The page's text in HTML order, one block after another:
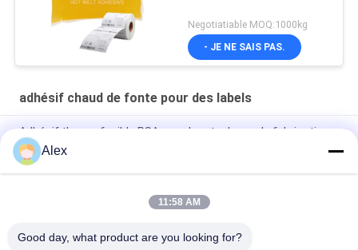
Negotiatiable MOQ:1000kg
- JE NE SAIS PAS.
adhésif chaud de fonte pour des labels
Adhésif thermofusible PSA avec bon tack pour la fabrication
de feuilles de papier gommé
Adhésif à fusion chaude pour étiquettes de bouteilles en verre
Adhésif sensible à la pression de basse fonte chaude de
Alex
11:58 AM
Good day, what product are you looking for?